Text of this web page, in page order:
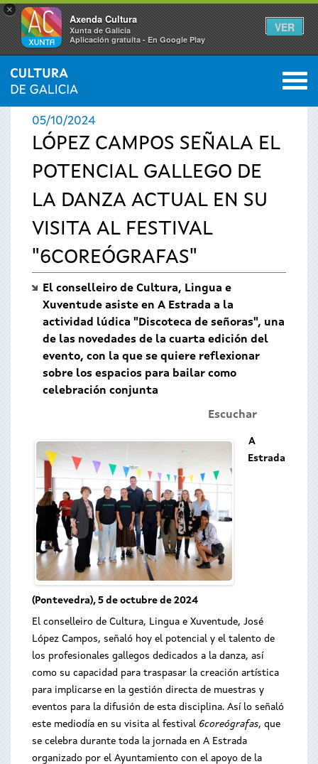
×
Axenda Cultura
Xunta de Galicia
Aplicación gratuíta - En Google Play
VER
Se
encuentra
usted
aquí
INICIO › ACTUALIDAD 0
05/10/2024
LÓPEZ CAMPOS SEÑALA EL
POTENCIAL GALLEGO DE
LA DANZA ACTUAL EN SU
VISITA AL FESTIVAL
"6COREÓGRAFAS"
El conselleiro de Cultura, Lingua e
Xuventude asiste en A Estrada a la
actividad lúdica "Discoteca de señoras", una
de las novedades de la cuarta edición del
evento, con la que se quiere reflexionar
sobre los espacios para bailar como
celebración conjunta
Escuchar
A
Estrada
(Pontevedra), 5 de octubre de 2024
El conselleiro de Cultura, Lingua e Xuventude, José
López Campos, señaló hoy el potencial y el talento de
los profesionales gallegos dedicados a la danza, así
como su capacidad para traspasar la creación artística
para implicarse en la gestión directa de muestras y
eventos para la difusión de esta disciplina. Así lo señaló
este mediodía en su visita al festival 6coreógrafas, que
se celebra durante toda la jornada en A Estrada
organizado por el Ayuntamiento con el apoyo de la